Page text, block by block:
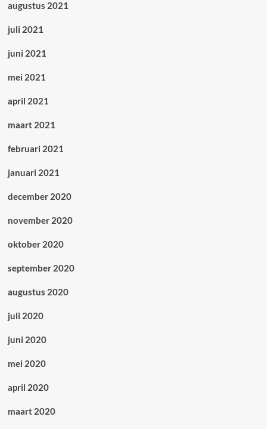
augustus 2021
juli 2021
juni 2021
mei 2021
april 2021
maart 2021
februari 2021
januari 2021
december 2020
november 2020
oktober 2020
september 2020
augustus 2020
juli 2020
juni 2020
mei 2020
april 2020
maart 2020